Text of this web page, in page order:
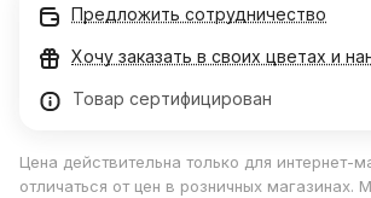
Предложить сотрудничество
Хочу заказать в своих цветах и
Товар сертифицирован
Цена действительна только для интернет-
отличаться от цен в розничных магазинах.